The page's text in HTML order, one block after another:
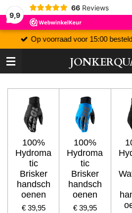
9,9
66 Reviews
Op voorraad voor 15:00
100%
Hydroma
tic
Brisker
handsch
oenen
€ 39,95
100%
Hydroma
tic
Brisker
handsch
oenen
€ 39,95